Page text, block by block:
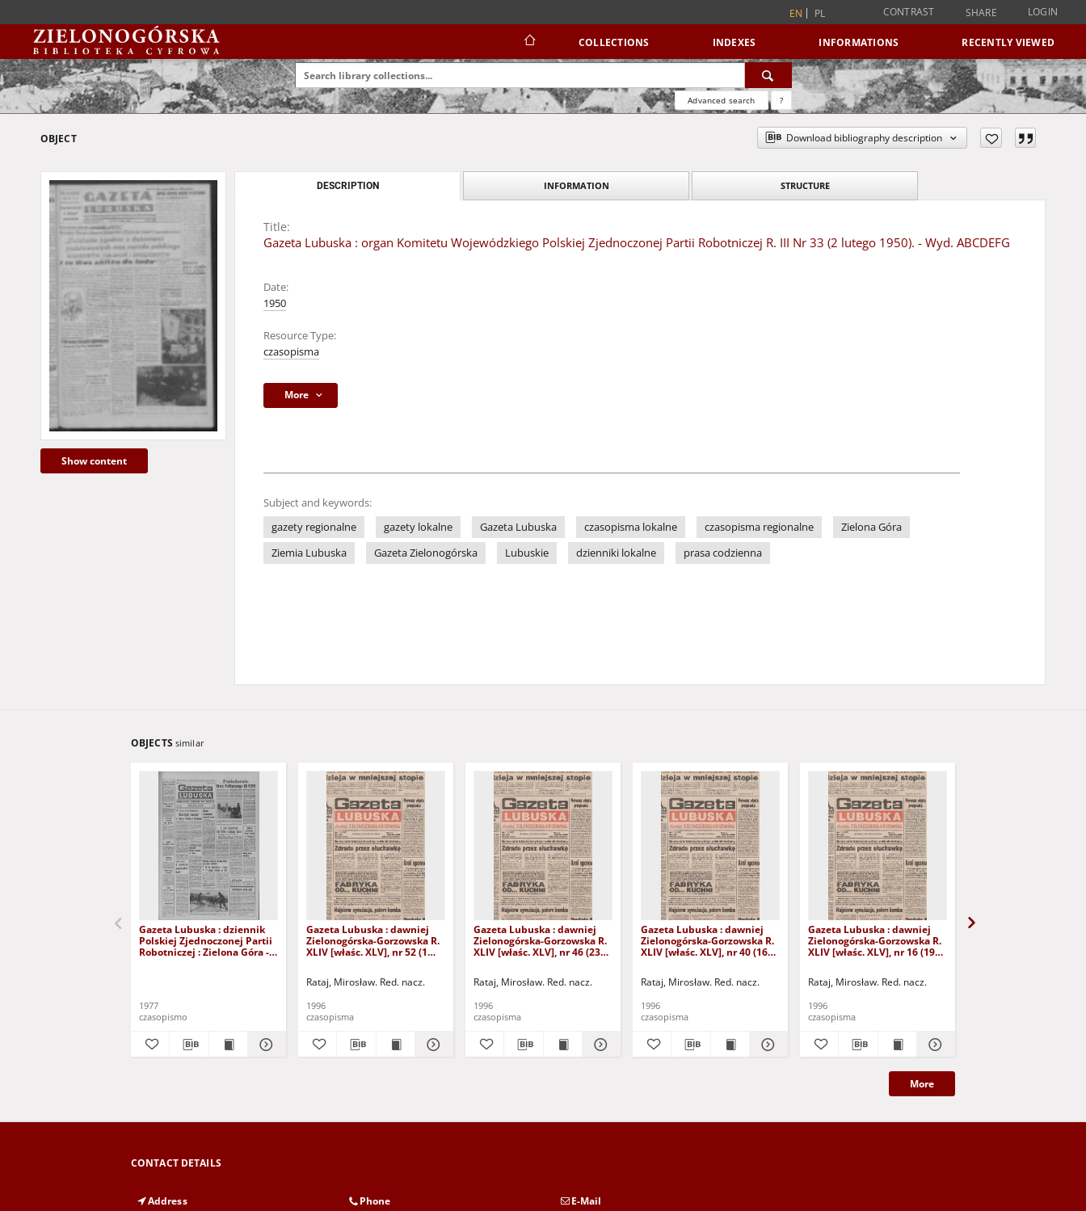
EN PL CONTRAST SHARE LOGIN
COLLECTIONS INDEXES INFORMATIONS RECENTLY VIEWED
Advanced search ?
OBJECT Download bibliography description
Show content
DESCRIPTION INFORMATION STRUCTURE
Title:
Gazeta Lubuska : organ Komitetu Wojewódzkiego Polskiej Zjednoczonej Partii Robotniczej R. III Nr 33 (2 lutego 1950). - Wyd. ABCDEFG
Date:
1950
Resource Type:
czasopisma
More
Subject and keywords:
gazety regionalne
gazety lokalne Gazeta Lubuska czasopisma lokalne czasopisma regionalne
Zielona Góra
Ziemia Lubuska
Gazeta Zielonogórska Lubuskie dzienniki lokalne prasa codzienna
OBJECTS similar
Gazeta Lubuska : dziennik
Polskiej Zjednoczonej Partii
Robotniczej : Zielona Góra -
1977
czasopismo
Gazeta Lubuska : dawniej
Zielonogórska-Gorzowska R.
XLIV [właśc. XLV], nr 52 (1
Rataj, Mirosław. Red. nacz.
1996
czasopisma
Gazeta Lubuska : dawniej
Zielonogórska-Gorzowska R.
XLIV [właśc. XLV], nr 46 (23
Rataj, Mirosław. Red. nacz.
1996
czasopisma
Gazeta Lubuska : dawniej
Zielonogórska-Gorzowska R.
XLIV [właśc. XLV], nr 40 (16
Rataj, Mirosław. Red. nacz.
1996
czasopisma
Gazeta Lubuska : dawniej
Zielonogórska-Gorzowska R.
XLIV [właśc. XLV], nr 16 (19
Rataj, Mirosław. Red. nacz.
1996
czasopisma
More
CONTACT DETAILS
Address Phone E-Mail